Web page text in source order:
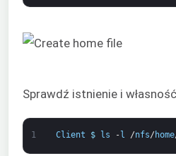
Sprawdź istnienie i
1 Client $ ls -l /nfs/ home